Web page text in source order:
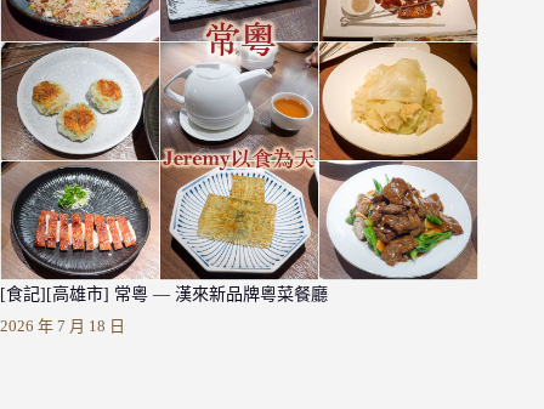
[食記][高雄市] 常粵 — 漢來新品牌粵菜餐廳
2026 年 7 月 18 日